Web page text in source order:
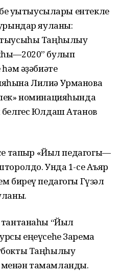
уҡытыусылары ентекле
яуланы:
Таңһылыу
булып
әҙәбиәте
Лилиә Урманова
номинацияһында
Юлдаш Атанов
тапҡыр «Йыл педагогы—
Унда 1-се Аҡъяр
биреү педагогы Гүзәл
тантанаһы “Йыл
еңеүсеһе Зарема
Таңһылыу
тамамланды.